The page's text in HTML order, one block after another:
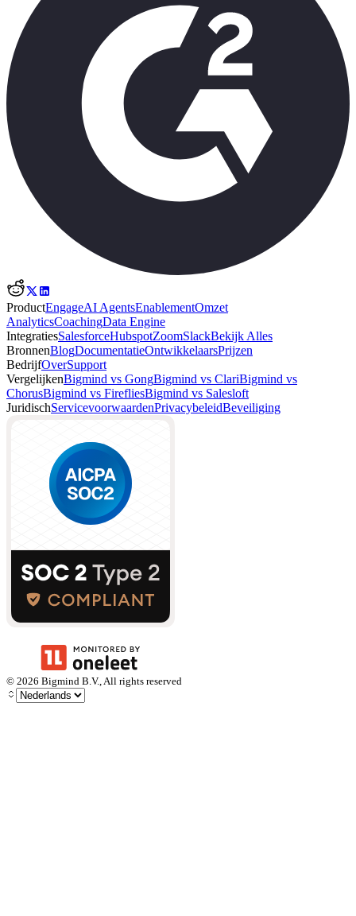
ProductEngageAI AgentsEnablementOmzet
AnalyticsCoachingData Engine
IntegratiesSalesforceHubspotZoomSlackBekijk Alles
BronnenBlogDocumentatieOntwikkelaarsPrijzen
BedrijfOverSupport
VergelijkenBigmind vs GongBigmind vs ClariBigmind vs
ChorusBigmind vs FirefliesBigmind vs Salesloft
JuridischServicevoorwaardenPrivacybeleidBeveiliging
© 2026 Bigmind B.V., All rights reserved